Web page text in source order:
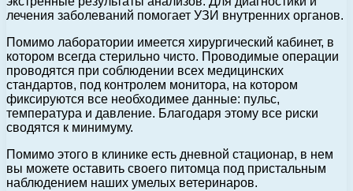
лечения заболеваний помогает УЗИ внутренних органов.
Помимо лаборатории имеется хирургический кабинет, в
котором всегда стерильно чисто. Проводимые операции
проводятся при соблюдении всех медицинских
стандартов, под контролем монитора, на котором
фиксируются все необходимее данные: пульс,
температура и давление. Благодаря этому все риски
сводятся к минимуму.
Помимо этого в клинике есть дневной стационар, в нем
вы можете оставить своего питомца под пристальным
наблюдением наших умелых ветеринаров.